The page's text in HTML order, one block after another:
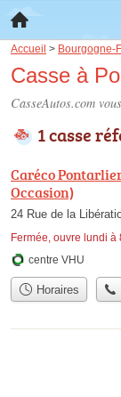
Accueil > Bourgogne-
Casse à
CasseAutos.com
1 casse
Caréco
Occasion)
24 Rue de la
Fermée, ouvre lundi à
centre VHU
Horaires